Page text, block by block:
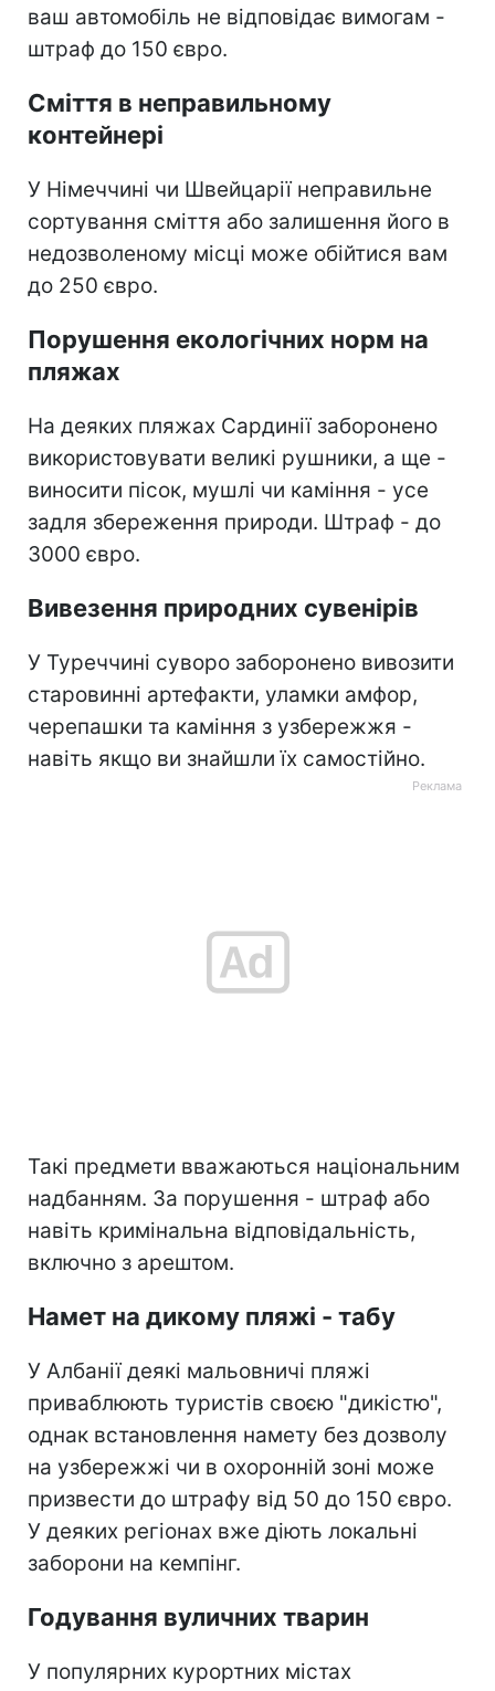
ваш автомобіль не відповідає вимогам -
штраф до 150 євро.
Сміття в неправильному
контейнері
У Німеччині чи Швейцарії неправильне
сортування сміття або залишення його в
недозволеному місці може обійтися вам
до 250 євро.
Порушення екологічних норм на
пляжах
На деяких пляжах Сардинії заборонено
використовувати великі рушники, а ще -
виносити пісок, мушлі чи каміння - усе
задля збереження природи. Штраф - до
3000 євро.
Вивезення природних сувенірів
У Туреччині суворо заборонено вивозити
старовинні артефакти, уламки амфор,
черепашки та каміння з узбережжя -
навіть якщо ви знайшли їх самостійно.
Такі предмети вважаються національним
надбанням. За порушення - штраф або
навіть кримінальна відповідальність,
включно з арештом.
Намет на дикому пляжі - табу
У Албанії деякі мальовничі пляжі
приваблюють туристів своєю "дикістю",
однак встановлення намету без дозволу
на узбережжі чи в охоронній зоні може
призвести до штрафу від 50 до 150 євро.
У деяких регіонах вже діють локальні
заборони на кемпінг.
Годування вуличних тварин
У популярних курортних містах